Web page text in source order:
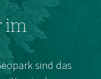
im
sind das